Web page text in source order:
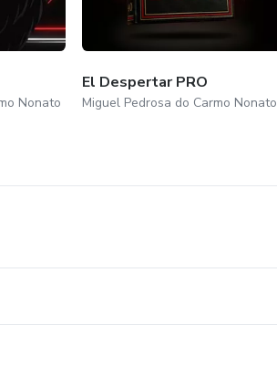
Nonato
El Despertar PRO
Miguel Pedrosa do Carmo Nonato